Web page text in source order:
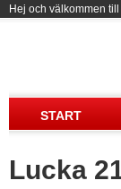
Hej och välkommen
START
Lucka